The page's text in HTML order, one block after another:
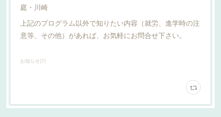
庭・川崎
上記のプログラム以外で知りたい内容（就労、進学時の注
意等、その他）があれば、お気軽にお問合せ下さい。
お知らせ(7)